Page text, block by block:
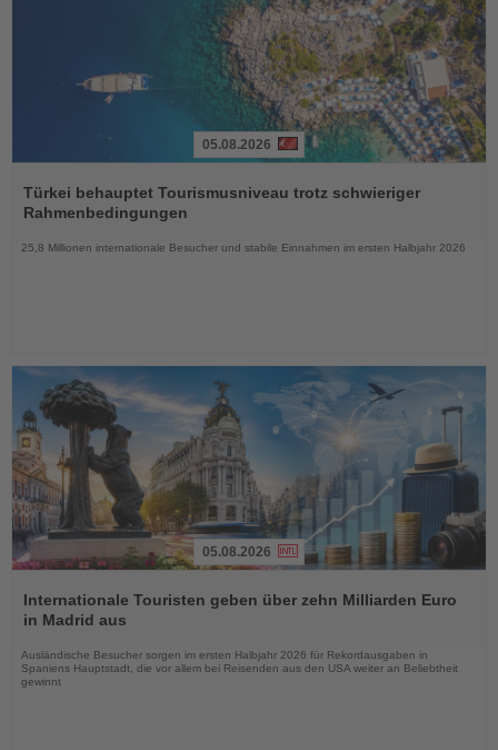
Sie
die
05.08.2026
Türkei behauptet Tourismusniveau trotz schwieriger
Rahmenbedingungen
25,8 Millionen internationale Besucher und stabile Einnahmen im ersten Halbjahr 2026
Sie
die
05.08.2026
Internationale Touristen geben über zehn Milliarden Euro
in Madrid aus
Ausländische Besucher sorgen im ersten Halbjahr 2026 für Rekordausgaben in
Spaniens Hauptstadt, die vor allem bei Reisenden aus den USA weiter an Beliebtheit
gewinnt